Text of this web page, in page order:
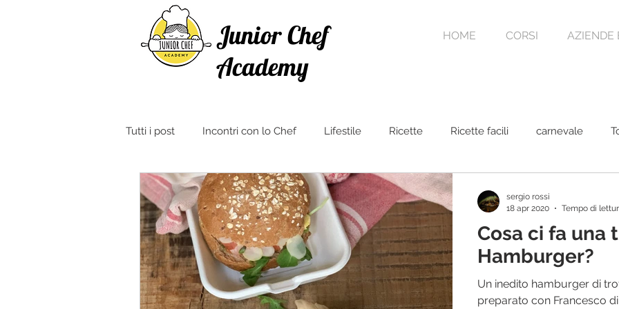
Junior Chef
Academy
HOME CORSI AZIENDE
Tutti i post Incontri con lo Chef Lifestile Ricette Ricette facili carnevale
Ricette con Verdure Crostata Pasqua Dolci al cucchiaio
Cosa ci fa una
Hamburger?
Un inedito hamburger di
preparato con Francesco
sergio rossi
18 apr 2020
Tempo di